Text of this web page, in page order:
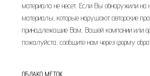
материала не несет. Если Вы обнаружили
материалы, которые нарушают авторские
принадлежащие Вам, Вашей компании или
пожалуйста, сообщите нам через форму
ОБЛАКО МЕТОК